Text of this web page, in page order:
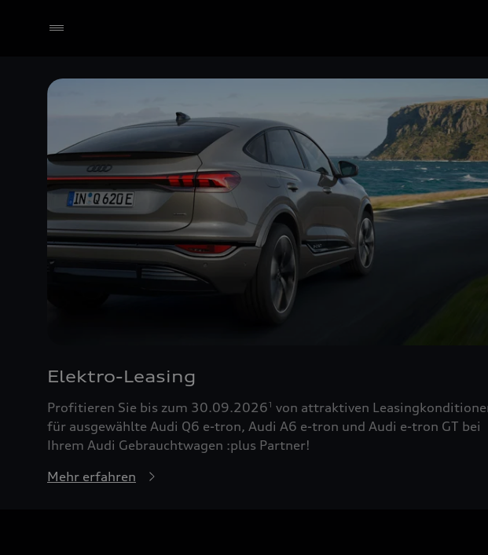
Elektro-Leasing
Profitieren Sie bis zum 30.09.20261 von attraktiven
für ausgewählte Audi Q6 e-tron, Audi A6 e-tron und Audi e-tron GT bei
Ihrem Audi Gebrauchtwagen :plus Partner!
Mehr erfahren